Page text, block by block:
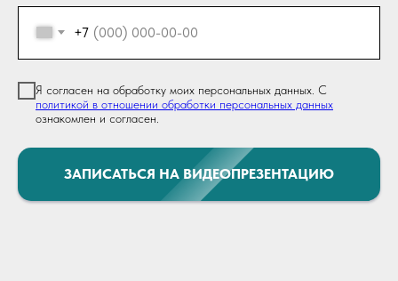
+7
Я согласен на обработку моих персональных данных. С
политикой в отношении обработки персональных данных
ознакомлен и согласен.
ЗАПИСАТЬСЯ НА ВИДЕОПРЕЗЕНТАЦИЮ